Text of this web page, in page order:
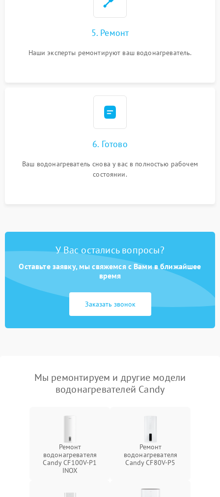
5. Ремонт
Наши эксперты ремонтируют ваш водонагреватель.
6. Готово
Ваш водонагреватель снова у вас в полностью рабочем
состоянии.
У Вас остались вопросы?
Оставьте заявку, мы свяжемся с Вами в ближайшее
время
Заказать звонок
Мы ремонтируем и другие модели
водонагревателей Candy
Ремонт
водонагревателя
Candy CF100V-P1
INOX
Ремонт
водонагревателя
Candy CF80V-P5